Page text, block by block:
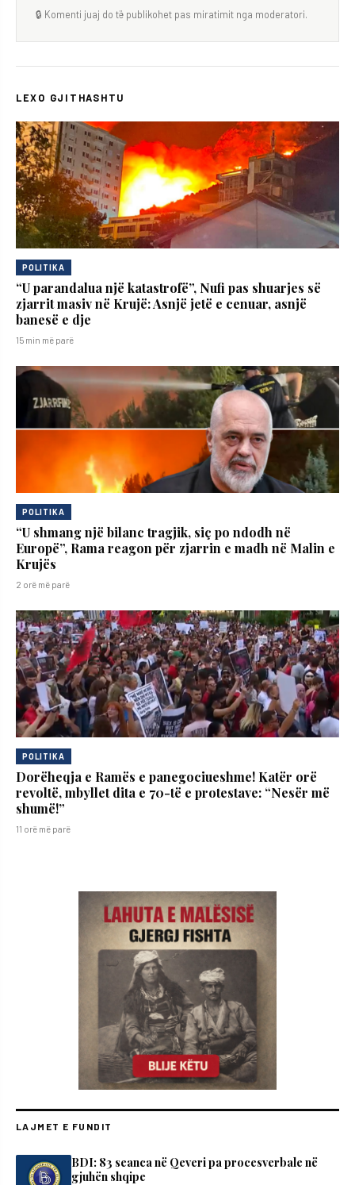
🔒 Komenti juaj do të publikohet pas miratimit nga moderatori.
LEXO GJITHASHTU
POLITIKA
“U parandalua një katastrofë”, Nufi pas shuarjes së
zjarrit masiv në Krujë: Asnjë jetë e cenuar, asnjë
banesë e dje
15 min më parë
POLITIKA
“U shmang një bilanc tragjik, siç po ndodh në
Europë”, Rama reagon për zjarrin e madh në Malin e
Krujës
2 orë më parë
POLITIKA
Dorëheqja e Ramës e panegociueshme! Katër orë
revoltë, mbyllet dita e 70-të e protestave: “Nesër më
shumë!”
11 orë më parë
LAJMET E FUNDIT
BDI: 83 seanca në Qeveri pa procesverbale në
gjuhën shqipe